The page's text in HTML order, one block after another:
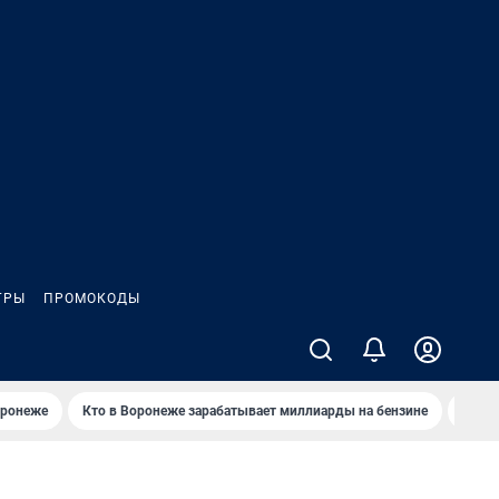
ПРОМОКОДЫ
Кто в Воронеже зарабатывает миллиарды на бензине